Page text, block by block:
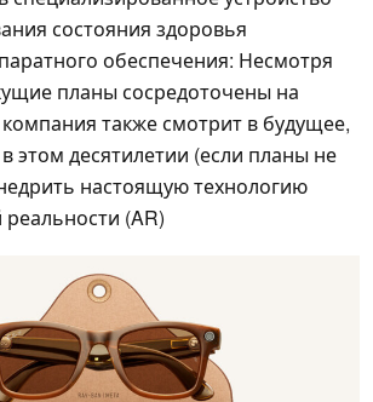
состояния здоровья
обеспечения: Несмотря
планы сосредоточены на
также смотрит в будущее,
этом десятилетии (если планы не
настоящую технологию
(AR)